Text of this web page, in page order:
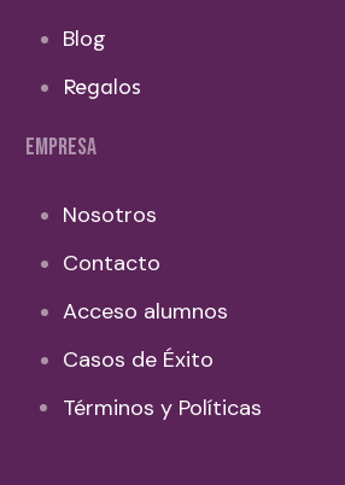
Blog
Regalos
EMPRESA
Nosotros
Contacto
Acceso alumnos
Casos de Éxito
Términos y Políticas